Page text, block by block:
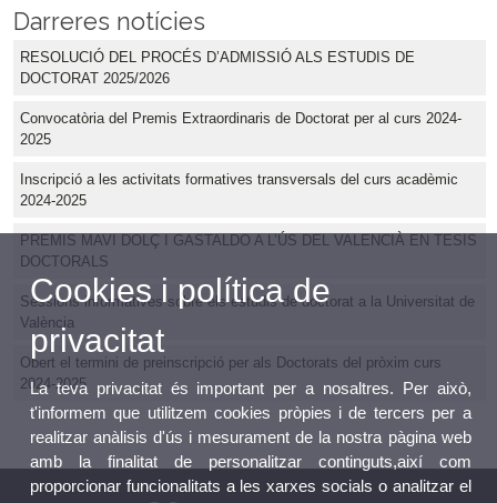
Darreres notícies
RESOLUCIÓ DEL PROCÉS D’ADMISSIÓ ALS ESTUDIS DE
DOCTORAT 2025/2026
Convocatòria del Premis Extraordinaris de Doctorat per al curs 2024-
2025
Inscripció a les activitats formatives transversals del curs acadèmic
2024-2025
PREMIS MAVI DOLÇ I GASTALDO A L’ÚS DEL VALENCIÀ EN TESIS
DOCTORALS
Sessions informatives sobre els estudis de doctorat a la Universitat de
València
Obert el termini de preinscripció per als Doctorats del pròxim curs
2024-2025
Cookies i política de
privacitat
La teva privacitat és important per a nosaltres. Per això,
t'informem que utilitzem cookies pròpies i de tercers per a
realitzar anàlisis d'ús i mesurament de la nostra pàgina web
amb la finalitat de personalitzar continguts,així com
proporcionar funcionalitats a les xarxes socials o analitzar el